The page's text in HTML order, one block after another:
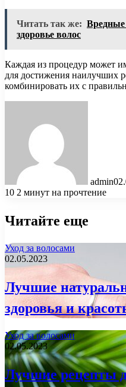
Читать так же:
здоровье волос
Каждая из процедур может
для достижения наилучших
комбинировать их с
admin
10 2 минут на прочтение
Читайте еще
Уход за волосами
02.05.2023
Лучшие
здоровья и
Уход за волосами
02.05.2023
Лучшие рецепты